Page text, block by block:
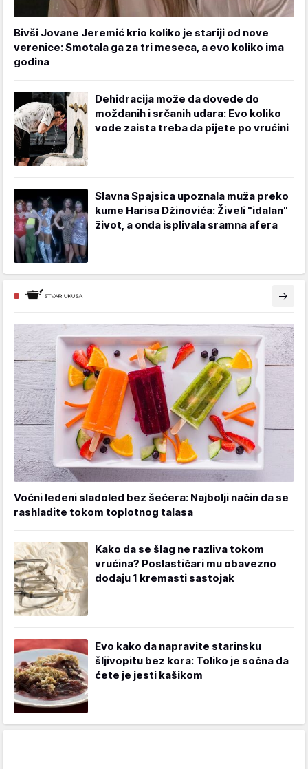
Bivši Jovane Jeremić krio koliko je stariji od nove
verenice: Smotala ga za tri meseca, a evo koliko ima
godina
Dehidracija može da dovede do
moždanih i srčanih udara: Evo koliko
vode zaista treba da pijete po vrućini
Slavna Spajsica upoznala muža preko
kume Harisa Džinovića: Živeli "idalan"
život, a onda isplivala sramna afera
Voćni ledeni sladoled bez šećera: Najbolji način da se
rashladite tokom toplotnog talasa
Kako da se šlag ne razliva tokom
vrućina? Poslastičari mu obavezno
dodaju 1 kremasti sastojak
Evo kako da napravite starinsku
šljivopitu bez kora: Toliko je sočna da
ćete je jesti kašikom